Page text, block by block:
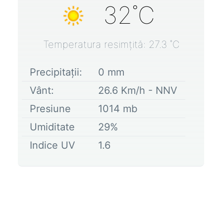
32˚C
Temperatura resimțită: 27.3 ˚C
Precipitații: 0 mm
Vânt:
26.6 Km/h - NNV
Presiune
1014 mb
Umiditate
29%
Indice UV
1.6